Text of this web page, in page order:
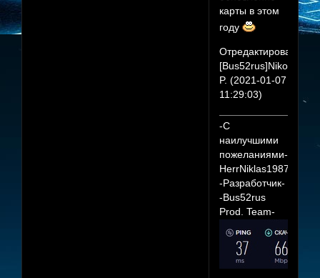
карты в этом
году
Отредактировано
[Bus52rus]Nikola
P. (2021-01-07
11:29:03)
-С
наилучшими
пожеланиями-
HerrNiklas1987
-Разработчик-
-Bus52rus
Prod. Team-